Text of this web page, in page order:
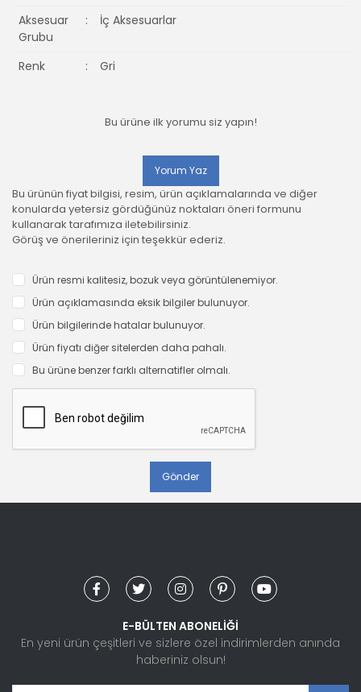
Aksesuar
Grubu
: İç Aksesuarlar
Renk : Gri
Bu ürüne ilk yorumu siz yapın!
Yorum Yaz
Bu ürünün fiyat bilgisi, resim, ürün açıklamalarında ve diğer
konularda yetersiz gördüğünüz noktaları öneri formunu
kullanarak tarafımıza iletebilirsiniz.
Görüş ve önerileriniz için teşekkür ederiz.
Ürün resmi kalitesiz, bozuk veya görüntülenemiyor.
Ürün açıklamasında eksik bilgiler bulunuyor.
Ürün bilgilerinde hatalar bulunuyor.
Ürün fiyatı diğer sitelerden daha pahalı.
Bu ürüne benzer farklı alternatifler olmalı.
Gönder
E-BÜLTEN ABONELİĞİ
En yeni ürün çeşitleri ve sizlere özel indirimlerden anında
haberiniz olsun!